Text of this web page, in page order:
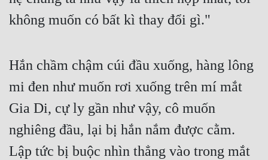
không muốn có bất kì thay đổi gì."
Hắn chầm chậm cúi đầu xuống, hàng lông
mi đen như muốn rơi xuống trên mí mắt
Gia Di, cự ly gần như vậy, cô muốn
nghiêng đầu, lại bị hắn nắm được cằm.
Lập tức bị buộc nhìn thẳng vào trong mắt